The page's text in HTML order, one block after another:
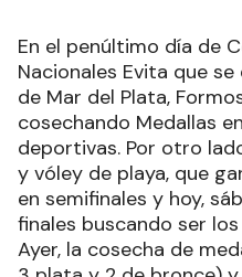
En el penúltimo día de
Nacionales Evita que
de Mar del Plata,
cosechando Medallas
deportivas. Por otro
y vóley de playa, que
en semifinales y hoy,
finales buscando ser
Ayer, la cosecha de